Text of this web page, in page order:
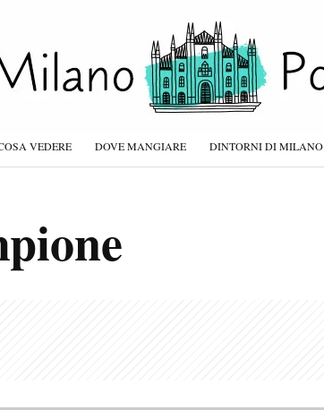
VEDERE DOVE MANGIARE DINTORNI DI MILANO